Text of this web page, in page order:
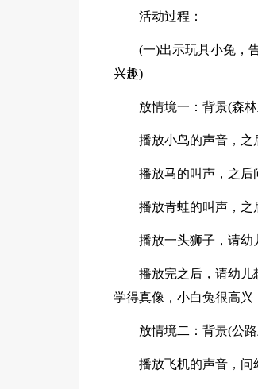
活动过程：
(一)出示玩具小兔，
兴趣)
放情境一：背景(森
播放小鸟的声音，之
播放马的叫声，之后
播放青蛙的叫声，之
播放一头狮子，请幼
播放完之后，请幼
学得真像，小白兔很高兴
放情境二：背景(公
播放飞机的声音，问